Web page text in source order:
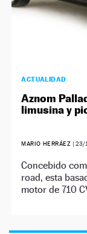
ACTUALIDAD
Aznom
limusina y
MARIO HERRÁEZ | 23/
Concebido
road, esta
motor de 710